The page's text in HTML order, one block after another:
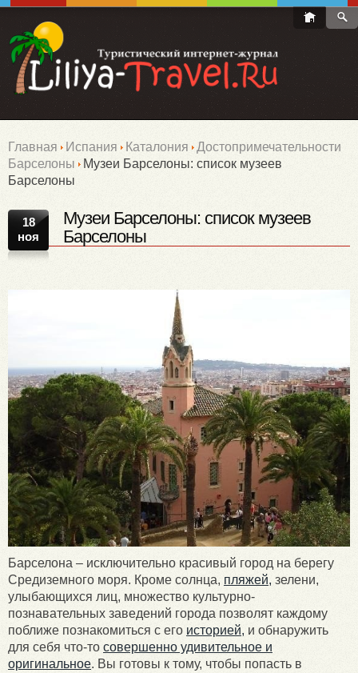
Главная Испания Каталония
Достопримечательности
Барселоны
Музеи Барселоны: список музеев
Барселоны
18
ноя
Музеи Барселоны: список музеев
Барселоны
Барселона – исключительно красивый город на берегу
Средиземного моря. Кроме солнца, пляжей, зелени,
улыбающихся лиц, множество культурно-
познавательных заведений города позволят каждому
поближе познакомиться с его историей, и обнаружить
для себя что-то совершенно удивительное и
оригинальное. Вы готовы к тому, чтобы попасть в